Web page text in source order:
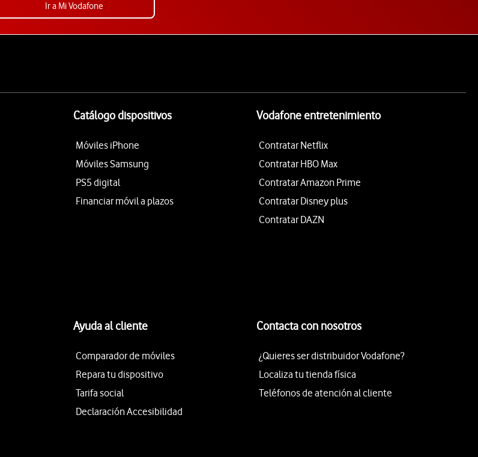
Ir a Mi Vodafone
Catálogo dispositivos
Móviles iPhone
Móviles Samsung
PS5 digital
Financiar móvil a plazos
Vodafone entretenimiento
Contratar Netflix
Contratar HBO Max
Contratar Amazon Prime
Contratar Disney plus
Contratar DAZN
Ayuda al cliente
Comparador de móviles
Repara tu dispositivo
Tarifa social
Declaración Accesibilidad
Contacta con nosotros
¿Quieres ser distribuidor Vodafone?
Localiza tu tienda física
Teléfonos de atención al cliente